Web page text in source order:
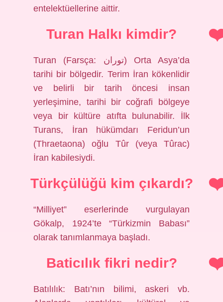
entelektüellerine aittir.
Turan Halkı kimdir?
Turan (Farsça: توران) Orta Asya’da
tarihi bir bölgedir. Terim İran kökenlidir
ve belirli bir tarih öncesi insan
yerleşimine, tarihi bir coğrafi bölgeye
veya bir kültüre atıfta bulunabilir. İlk
Turans, İran hükümdarı Feridun’un
(Thraetaona) oğlu Tûr (veya Tûrac)
İran kabilesiydi.
Türkçülüğü kim çıkardı?
“Milliyet” eserlerinde vurgulayan
Gökalp, 1924’te “Türkizmin Babası”
olarak tanımlanmaya başladı.
Baticılık fikri nedir?
Batılılık: Batı’nın bilimi, askeri vb.